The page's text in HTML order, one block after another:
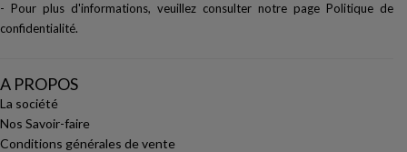
- Pour plus d'informations, veuillez consulter notre page Politique de
confidentialité.
A PROPOS
La société
Nos Savoir-faire
Conditions générales de vente